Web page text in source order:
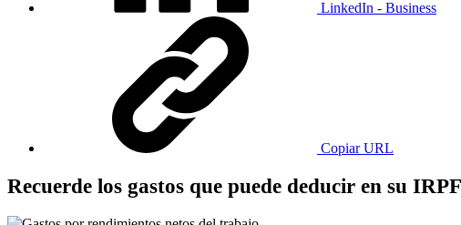
LinkedIn - Business
Copiar URL
Recuerde los gastos que puede deducir en su